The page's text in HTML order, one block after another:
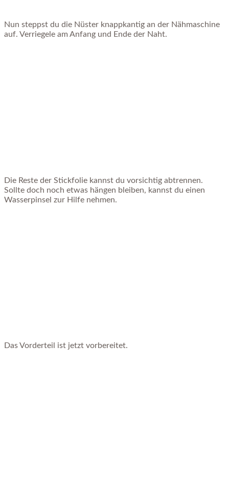
Nun steppst du die Nüster knappkantig an der Nähmaschine
auf. Verriegele am Anfang und Ende der Naht.
Die Reste der Stickfolie kannst du vorsichtig abtrennen.
Sollte doch noch etwas hängen bleiben, kannst du einen
Wasserpinsel zur Hilfe nehmen.
Das Vorderteil ist jetzt vorbereitet.